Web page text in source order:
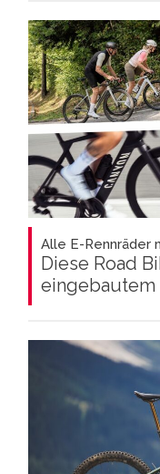
Alle E-Rennräder
Diese Road
eingebautem